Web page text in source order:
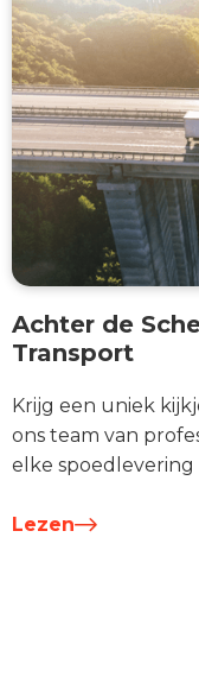
Achter de
Transport
Krijg een uniek
ons team van
elke
Lezen